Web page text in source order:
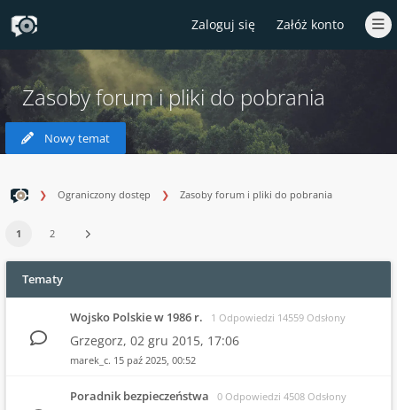
Zaloguj się Załóż konto
Zasoby forum i pliki do pobrania
Nowy temat
Ograniczony dostęp Zasoby forum i pliki do pobrania
1 2
Tematy
Wojsko Polskie w 1986 r. 1 Odpowiedzi 14559 Odsłony
Grzegorz, 02 gru 2015, 17:06
marek_c. 15 paź 2025, 00:52
Poradnik bezpieczeństwa 0 Odpowiedzi 4508 Odsłony